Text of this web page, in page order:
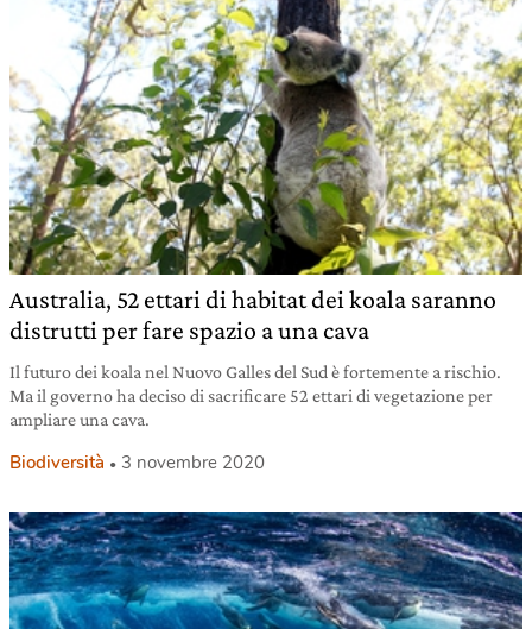
Australia, 52 ettari di habitat dei koala saranno
distrutti per fare spazio a una cava
Il futuro dei koala nel Nuovo Galles del Sud è fortemente a rischio.
Ma il governo ha deciso di sacrificare 52 ettari di vegetazione per
ampliare una cava.
Biodiversità 3 novembre 2020